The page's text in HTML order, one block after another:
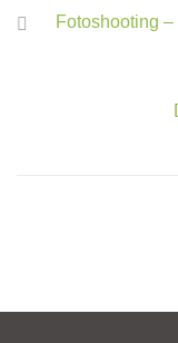
Fotoshooting